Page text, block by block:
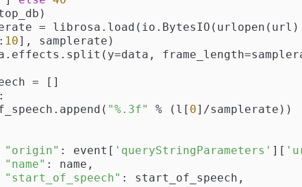
10], samplerate)
start_of_speech.append(
"%.3f" % (l[ 0]/samplerate))
"origin" : event[ 'queryStringParameters' ][
"name" : name,
"start_of_speech" : start_of_speech,